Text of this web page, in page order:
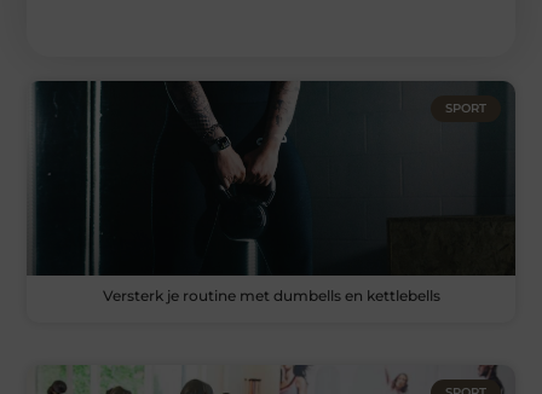
SPORT
Versterk je routine met dumbells en kettlebells